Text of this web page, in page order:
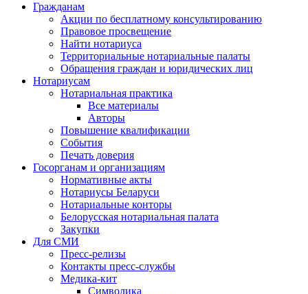
Гражданам
Акции по бесплатному консультированию
Правовое просвещение
Найти нотариуса
Территориальные нотариальные палаты
Обращения граждан и юридических лиц
Нотариусам
Нотариальная практика
Все материалы
Авторы
Повышение квалификации
События
Печать доверия
Госорганам и организациям
Нормативные акты
Нотариусы Беларуси
Нотариальные конторы
Белорусская нотариальная палата
Закупки
Для СМИ
Пресс-релизы
Контакты пресс-службы
Медика-кит
Символика